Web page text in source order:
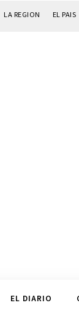
LA REGION EL PAIS
EL DIARIO